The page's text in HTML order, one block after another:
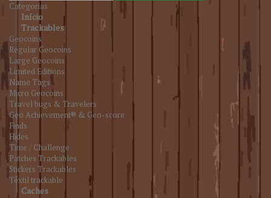
Categorias
Início
Trackables
Geocoins
Regular Geocoins
Large Geocoins
Limited Editions
Name Tags
Micro Geocoins
Travel bugs & Travelers
Geo Achievement® & Geo-score
Finds
Hides
Time / Challenge
Patches Trackables
Stickers Trackables
Têxtil trackable
Caches